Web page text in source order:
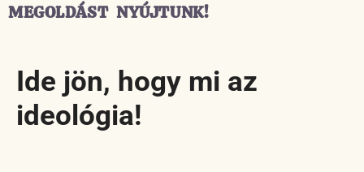
MEGOLDÁST NYÚJTUNK!
Ide jön, hogy mi az
ideológia!